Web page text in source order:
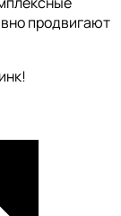
продвигают